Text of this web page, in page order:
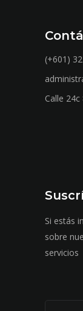
(+601)
Calle
Si estás
sobre
servicios